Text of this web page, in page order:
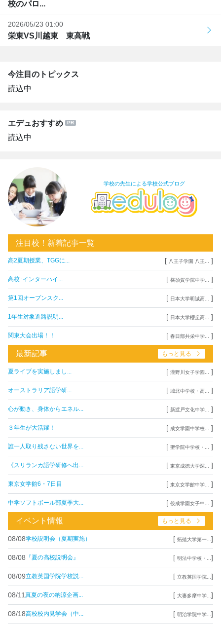
校のパロ...
2026/05/23 01:00
栄東VS川越東 東高戦
今注目のトピックス
読込中
エデュおすすめ
読込中
学校の先生による学校公式ブログ
注目校！新着記事一覧
高2夏期授業、TGGに... [ 八王子学園 八王... ]
高校･インターハイ... [ 横須賀学院中学... ]
第1回オープンスク... [ 日本大学明誠高... ]
1年生対象進路説明... [ 日本大学櫻丘高... ]
関東大会出場！！ [ 春日部共栄中学... ]
最新記事 もっと見る
夏ライブを実施しまし... [ 瀧野川女子学園... ]
オーストラリア語学研... [ 城北中学校・高... ]
心が動き、身体からエネル... [ 新渡戸文化中学... ]
３年生が大活躍！ [ 成女学園中学校... ]
誰一人取り残さない世界を... [ 聖学院中学校・... ]
《スリランカ語学研修へ出... [ 東京成徳大学深... ]
東京女学館6・7日目 [ 東京女学館中学... ]
中学ソフトボール部夏季大... [ 佼成学園女子中... ]
イベント情報 もっと見る
08/08学校説明会（夏期実施） [ 拓殖大学第一... ]
08/08 『夏の高校説明会』 [ 明法中学校・... ]
08/09立教英国学院学校説... [ 立教英国学院... ]
08/11 真夏の夜の納涼企画... [ 大妻多摩中学... ]
08/18高校校内見学会（中... [ 明治学院中学... ]